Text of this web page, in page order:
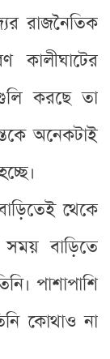
রাজনৈতিক
কালীঘাটের
করছে তা
অনেকটাই
থেকে
বাড়িতে
পাশাপাশি
কোথাও না